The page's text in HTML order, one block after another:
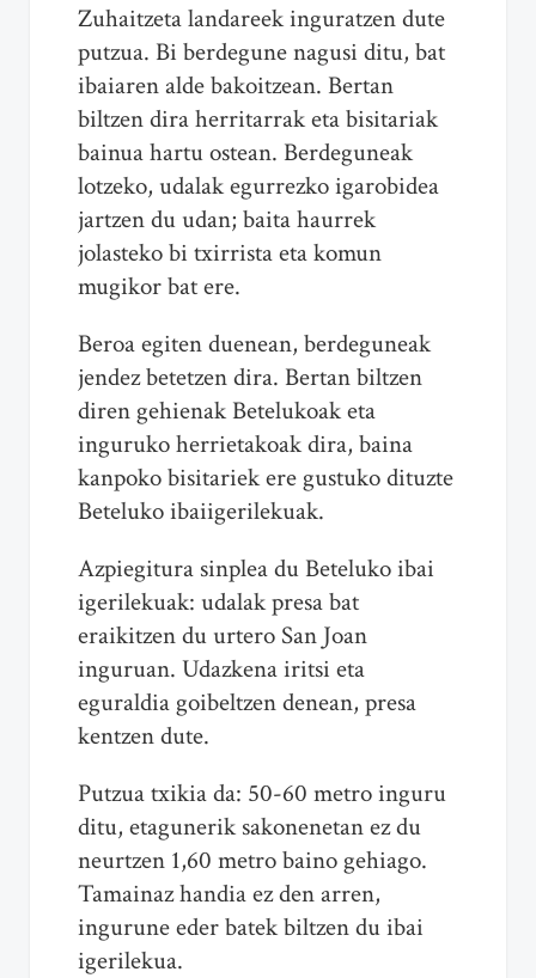
Zuhaitzeta landareek inguratzen dute
putzua. Bi berdegune nagusi ditu, bat
ibaiaren alde bakoitzean. Bertan
biltzen dira herritarrak eta bisitariak
bainua hartu ostean. Berdeguneak
lotzeko, udalak egurrezko igarobidea
jartzen du udan; baita haurrek
jolasteko bi txirrista eta komun
mugikor bat ere.
Beroa egiten duenean, berdeguneak
jendez betetzen dira. Bertan biltzen
diren gehienak Betelukoak eta
inguruko herrietakoak dira, baina
kanpoko bisitariek ere gustuko dituzte
Beteluko ibaiigerilekuak.
Azpiegitura sinplea du Beteluko ibai
igerilekuak: udalak presa bat
eraikitzen du urtero San Joan
inguruan. Udazkena iritsi eta
eguraldia goibeltzen denean, presa
kentzen dute.
Putzua txikia da: 50-60 metro inguru
ditu, etagunerik sakonenetan ez du
neurtzen 1,60 metro baino gehiago.
Tamainaz handia ez den arren,
ingurune eder batek biltzen du ibai
igerilekua.